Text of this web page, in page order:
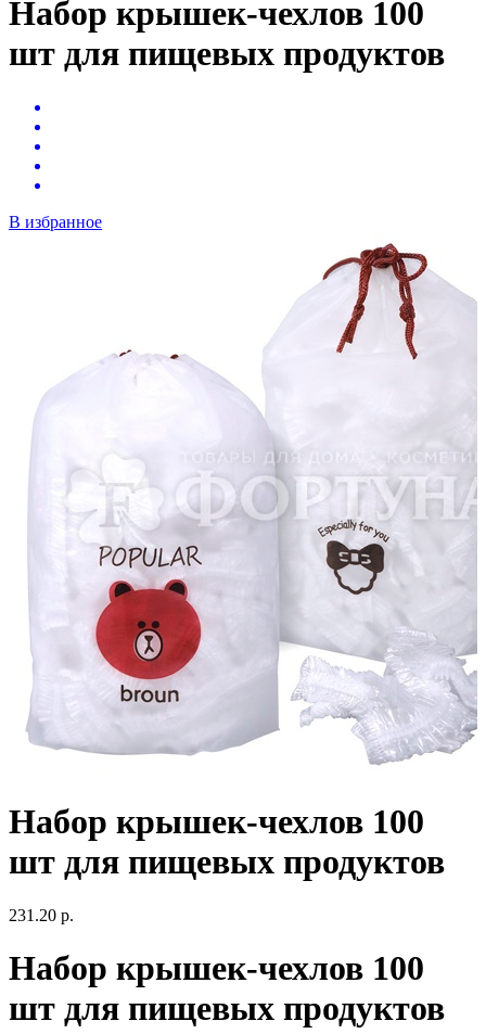
Набор крышек-чехлов 100
шт для пищевых продуктов
В избранное
Набор крышек-чехлов 100
шт для пищевых продуктов
231.20 р.
Набор крышек-чехлов 100
шт для пищевых продуктов